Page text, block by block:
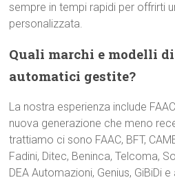
sempre in tempi rapidi per offrirti
personalizzata.
Quali marchi e modelli
automatici gestite?
La nostra esperienza include
nuova generazione che meno
trattiamo ci sono FAAC, BFT,
Fadini, Ditec, Beninca, Telcoma,
DEA Automazioni, Genius, GiBiDi